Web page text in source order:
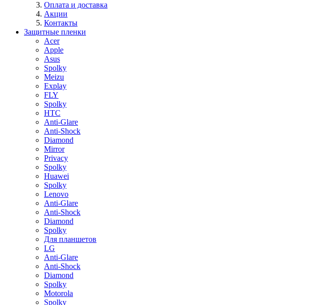
Оплата и доставка
Акции
Контакты
Защитные пленки
Acer
Apple
Asus
Spolky
Meizu
Explay
FLY
Spolky
HTC
Anti-Glare
Anti-Shock
Diamond
Mirror
Privacy
Spolky
Huawei
Spolky
Lenovo
Anti-Glare
Anti-Shock
Diamond
Spolky
Для планшетов
LG
Anti-Glare
Anti-Shock
Diamond
Spolky
Motorola
Spolky